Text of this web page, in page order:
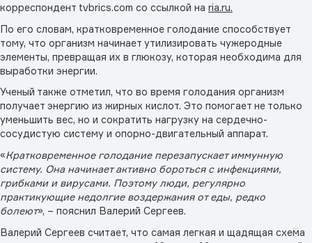
корреспондент tvbrics.com со ссылкой на ria.ru.
По его словам, кратковременное голодание способствует
тому, что организм начинает утилизировать чужеродные
элементы, превращая их в глюкозу, которая необходима для
выработки энергии.
Ученый также отметил, что во время голодания организм
получает энергию из жирных кислот. Это помогает не только
уменьшить вес, но и сократить нагрузку на сердечно-
сосудистую систему и опорно-двигательный аппарат.
«Кратковременное голодание перезапускает иммунную
систему. Она начинает активно бороться с инфекциями,
грибками и вирусами. Поэтому люди, регулярно
практикующие недолгие воздержания от еды, редко
болеют», – пояснил Валерий Сергеев.
Валерий Сергеев считает, что самая легкая и щадящая схема